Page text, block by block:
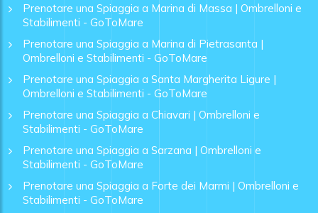
Prenotare una Spiaggia a Marina di Massa | Ombrelloni e
Stabilimenti - GoToMare
Prenotare una Spiaggia a Marina di Pietrasanta |
Ombrelloni e Stabilimenti - GoToMare
Prenotare una Spiaggia a Santa Margherita Ligure |
Ombrelloni e Stabilimenti - GoToMare
Prenotare una Spiaggia a Chiavari | Ombrelloni e
Stabilimenti - GoToMare
Prenotare una Spiaggia a Sarzana | Ombrelloni e
Stabilimenti - GoToMare
Prenotare una Spiaggia a Forte dei Marmi | Ombrelloni e
Stabilimenti - GoToMare